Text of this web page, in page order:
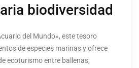
biodiversidad
del Mundo», este tesoro
de especies marinas y ofrece
ecoturismo entre ballenas,